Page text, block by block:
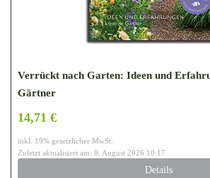
Verrückt nach Garten: Ideen und
Gärtner
14,71 €
inkl. 19% gesetzlicher MwSt.
Zuletzt aktualisiert am: 8. August 2026 10:17
Details